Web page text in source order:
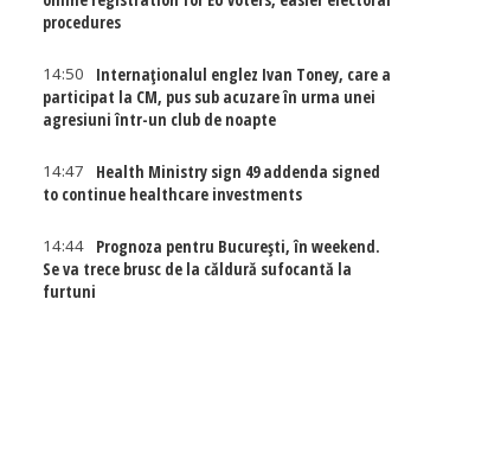
procedures
14:50
Internaţionalul englez Ivan Toney, care a
participat la CM, pus sub acuzare în urma unei
agresiuni într-un club de noapte
14:47
Health Ministry sign 49 addenda signed
to continue healthcare investments
14:44
Prognoza pentru București, în weekend.
Se va trece brusc de la căldură sufocantă la
furtuni